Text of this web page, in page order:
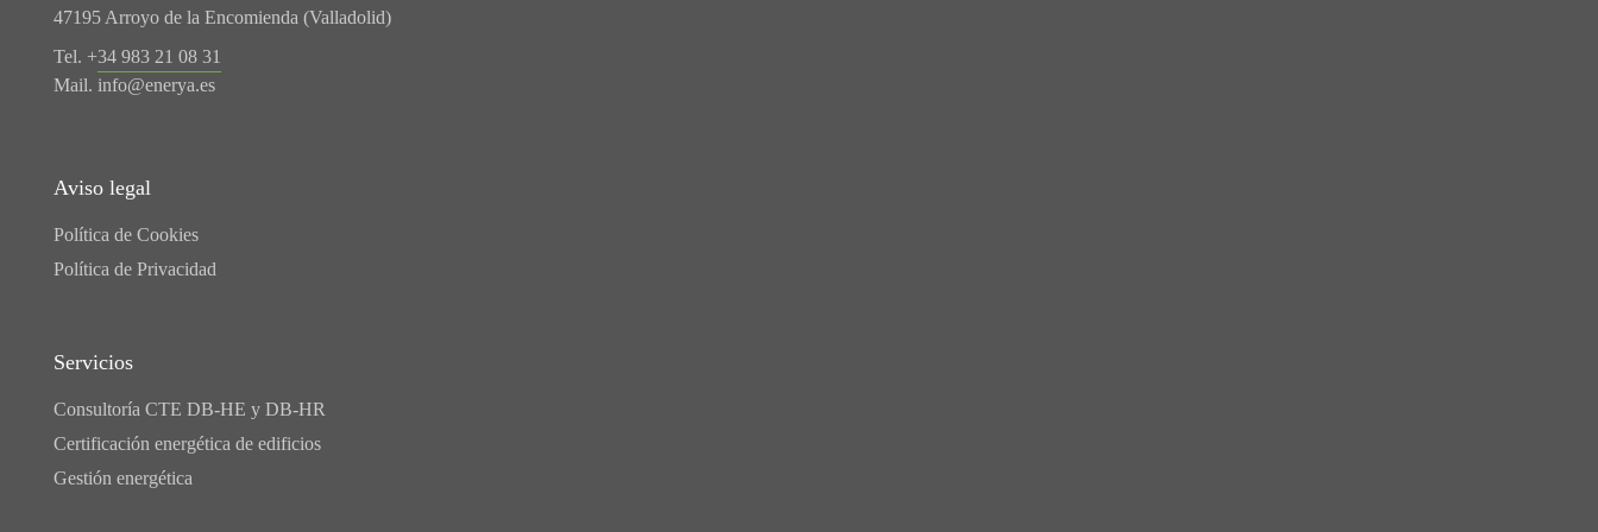
47195 Arroyo de la Encomienda (Valladolid)
Tel. +34 983 21 08 31
Mail. info@enerya.es
Aviso legal
Política de Cookies
Política de Privacidad
Servicios
Consultoría CTE DB-HE y DB-HR
Certificación energética de edificios
Gestión energética